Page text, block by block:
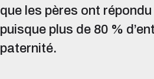
que les pères ont
puisque plus de 80 %
paternité.